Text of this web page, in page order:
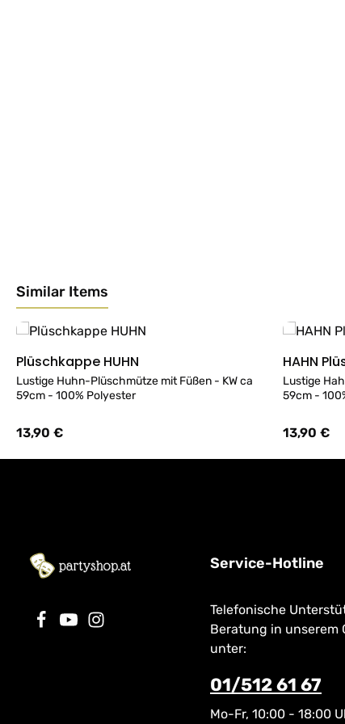
Similar Items
Produktgalerie überspringen
Details
Plüschkappe HUHN
Lustige Huhn-Plüschmütze mit Füßen - KW ca
59cm - 100% Polyester
Regulärer Preis:
13,90 €
HAHN
Lustige
59cm -
Regulärer
13,90 €
Service-Hotline
Telefonische
Beratung in unserem
unter:
01/512 61 67
Mo-Fr, 10:00 - 18:00